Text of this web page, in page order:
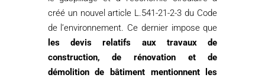
créé un nouvel article L.541-21-2-3 du Code
de l’environnement. Ce dernier impose que
les devis relatifs aux travaux de
construction, de rénovation et de
démolition de bâtiment mentionnent les